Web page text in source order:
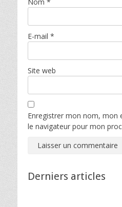
E-mail *
Site web
Enregistrer mon nom, mon
le navigateur pour mon
Derniers articles